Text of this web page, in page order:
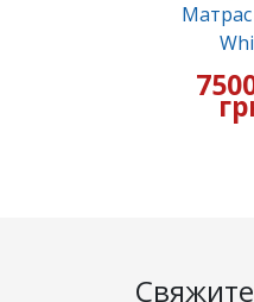
Матрас